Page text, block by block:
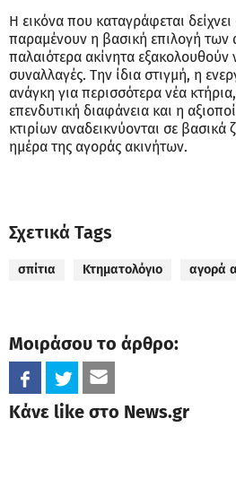
Η εικόνα που καταγράφεται δείχνει
παραμένουν η βασική επιλογή των
παλαιότερα ακίνητα εξακολουθούν
συναλλαγές. Την ίδια στιγμή, η
ανάγκη για περισσότερα νέα
επενδυτική διαφάνεια και η
κτιρίων αναδεικνύονται σε βασικά
ημέρα της αγοράς ακινήτων.
Σχετικά Tags
σπίτια Κτηματολόγιο αγορά
Μοιράσου το άρθρο:
Κάνε like στο News.gr